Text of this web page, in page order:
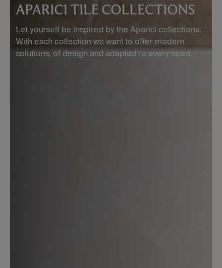
APARICI TILE COLLECTIONS
Let yourself be inspired by the Aparici collections.
With each collection we want to offer modern
solutions, of design and adapted to every need.